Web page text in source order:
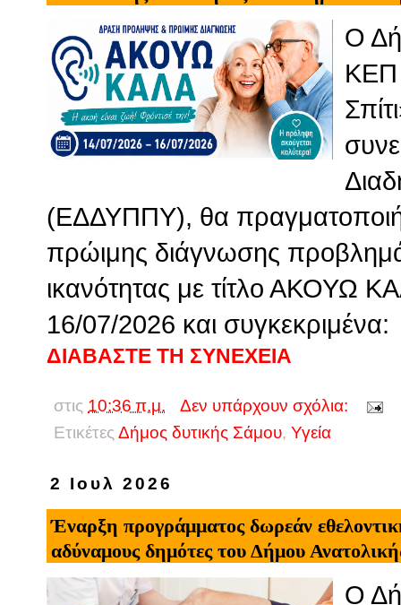
Ο
ΚΕΠ
(ΕΔΔΥΠΠΥ), θα
πρώιμης διάγνωσης
ικανότητας με τίτλο ΑΚΟΥΩ
16/07/2026 και συγκεκριμένα:
ΔΙΑΒΑΣΤΕ ΤΗ ΣΥΝΕΧΕΙΑ
στις 10:36 π.μ.
Δεν υπάρχουν σχόλια:
Ετικέτες Δήμος δυτικής Σάμου, Υγεία
2 Ιουλ 2026
Έναρξη προγράμματος δωρεάν
αδύναμους δημότες του Δήμου
Ο